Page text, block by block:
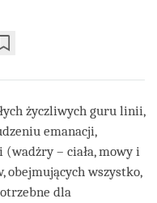
życzliwych guru linii,
emanacji,
– ciała, mowy i
obejmujących wszystko,
dla